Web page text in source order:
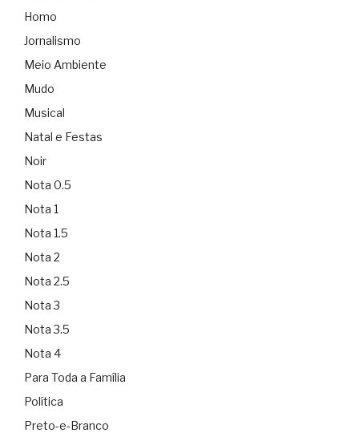
Homo
Jornalismo
Meio Ambiente
Mudo
Musical
Natal e Festas
Noir
Nota 0.5
Nota 1
Nota 1.5
Nota 2
Nota 2.5
Nota 3
Nota 3.5
Nota 4
Para Toda a Família
Política
Preto-e-Branco